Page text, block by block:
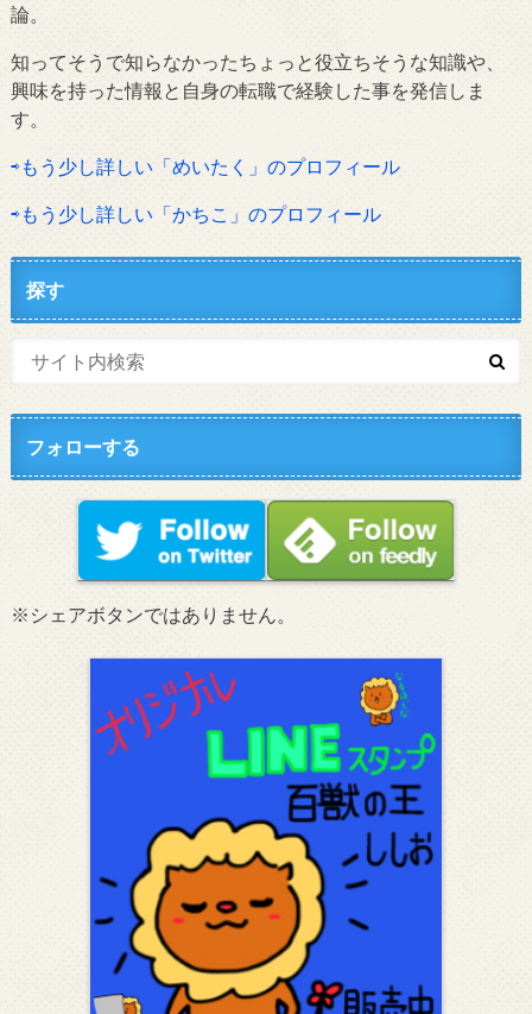
論。
知ってそうで知らなかったちょっと役立ちそうな知識や、
興味を持った情報と自身の転職で経験した事を発信しま
す。
⇨もう少し詳しい「めいたく」のプロフィール
⇨もう少し詳しい「かちこ」のプロフィール
探す
フォローする
※シェアボタンではありません。